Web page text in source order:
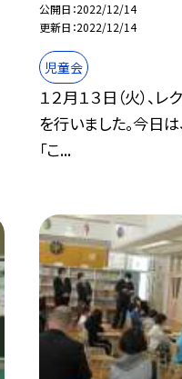
公開日 2022/12/14
更新日 2022/12/14
児童会
１２月１３日（火）、
を行いました。今日は
「こ...